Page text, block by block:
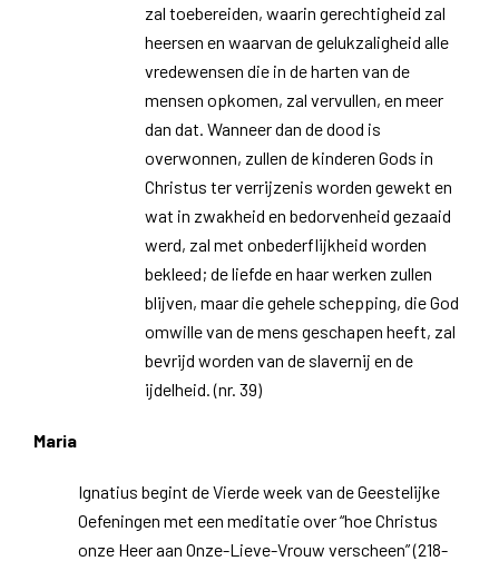
zal toebereiden, waarin gerechtigheid zal
heersen en waarvan de gelukzaligheid alle
vredewensen die in de harten van de
mensen opkomen, zal vervullen, en meer
dan dat. Wanneer dan de dood is
overwonnen, zullen de kinderen Gods in
Christus ter verrijzenis worden gewekt en
wat in zwakheid en bedorvenheid gezaaid
werd, zal met onbederflijkheid worden
bekleed; de liefde en haar werken zullen
blijven, maar die gehele schepping, die God
omwille van de mens geschapen heeft, zal
bevrijd worden van de slavernij en de
ijdelheid. (nr. 39)
Maria
Ignatius begint de Vierde week van de Geestelijke
Oefeningen met een meditatie over “hoe Christus
onze Heer aan Onze-Lieve-Vrouw verscheen” (218-